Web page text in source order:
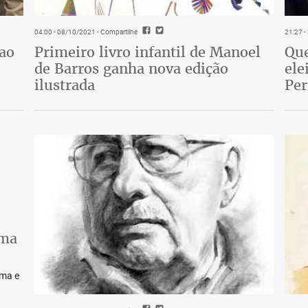
04:00 - 08/10/2021 - Compartilhe
Primeiro livro infantil de Manoel
de Barros ganha nova edição
ilustrada
21:27
e